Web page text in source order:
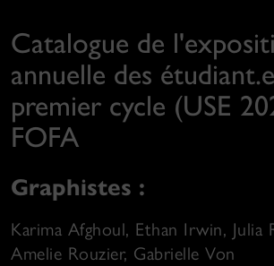
Catalogue de
annuelle des
premier cycle (USE
FOFA
Graphistes :
Karima Afghoul, Ethan Irwin, Julia
Amelie Rouzier, Gabrielle Von